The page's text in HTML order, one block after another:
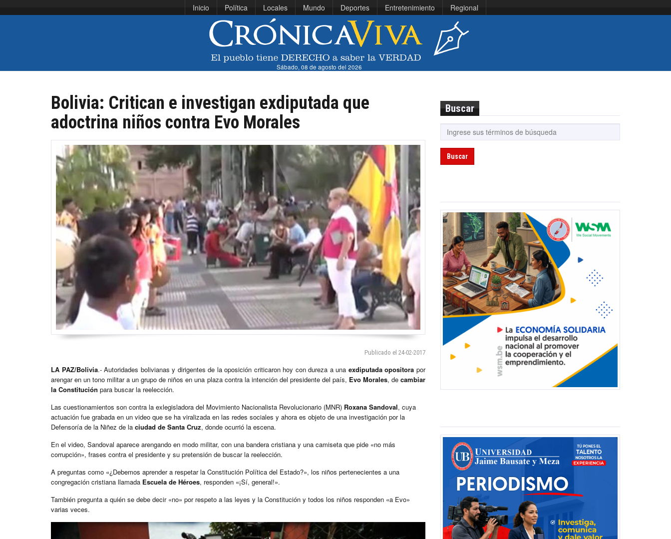
Inicio Política Locales Mundo Deportes Entretenimiento Regional
Sábado, 08 de agosto del 2026
Bolivia: Critican e investigan exdiputada que
adoctrina niños contra Evo Morales
Publicado el 24-02-2017
LA PAZ/Bolivia.- Autoridades bolivianas y dirigentes de la oposición criticaron hoy con dureza a una exdiputada opositora por
arengar en un tono militar a un grupo de niños en una plaza contra la intención del presidente del país, Evo Morales, decambiar
la Constitución para buscar la reelección.
Las cuestionamientos son contra la exlegisladora del Movimiento Nacionalista Revolucionario (MNR) Roxana Sandoval, cuya
actuación fue grabada en un video que se ha viralizada en las redes sociales y ahora es objeto de una investigación por la
Defensoría de la Niñez de la ciudad de Santa Cruz, donde ocurrió la escena.
En el video, Sandoval aparece arengando en modo militar, con una bandera cristiana y una camiseta que pide «no más
corrupción», frases contra el presidente y su pretensión de buscar la reelección.
A preguntas como «¿Debemos aprender a respetar la Constitución Política del Estado?», los niños pertenecientes a una
congregación cristiana llamada Escuela de Héroes, responden «¡Sí, general!».
También pregunta a quién se debe decir «no» por respeto a las leyes y la Constitución y todos los niños responden «a Evo»
varias veces.
Buscar
Buscar